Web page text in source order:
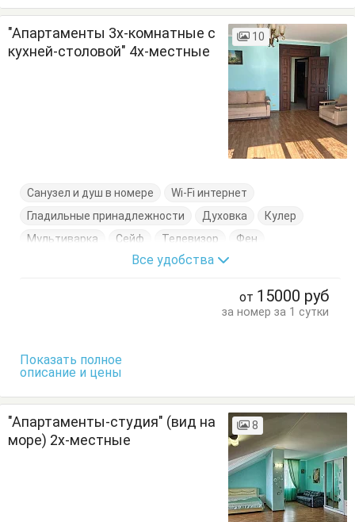
"Апартаменты 3х-комнатные с
кухней-столовой" 4х-местные
10
Санузел и душ в номере
Wi-Fi интернет
Гладильные принадлежности
Духовка
Кулер
Мультиварка
Сейф Телевизор
Фен
Электрочайник
Балкон
Кровать двуспальная
Сушилка для одежды
Все удобства
от 15000 руб
за номер за 1 сутки
Показать полное
описание и цены
"Апартаменты-студия" (вид на
море) 2х-местные
8